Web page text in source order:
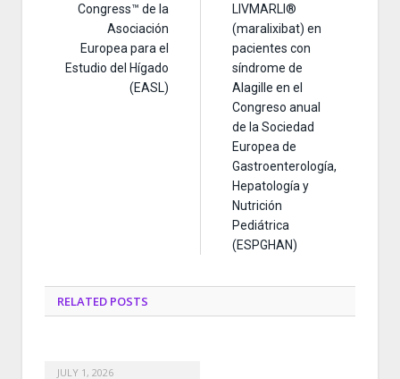
Congress™ de la
Asociación
Europea para el
Estudio del Hígado
(EASL)
LIVMARLI®
(maralixibat) en
pacientes con
síndrome de
Alagille en el
Congreso anual
de la Sociedad
Europea de
Gastroenterología,
Hepatología y
Nutrición
Pediátrica
(ESPGHAN)
RELATED POSTS
JULY 1, 2026